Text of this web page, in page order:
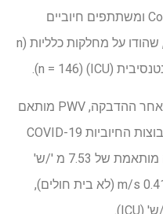
כבקרות שליליות Covid-199 (n = 391) ומשתתפים חיוביים
Covid-19 שלא היו חולים (n = 828), שהודו על מחלקות כלליות (n
במעקב ממוצע של שישה חודשים לאחר ההדבקה, PWV מותאם
היה גבוה משמעותית בכל שלוש הקבוצות החיוביות COVID-19
ביחס לביקורות. בעזרת PWV בקרה מותאמת של 7.53 מ '/ש'
כהפניה, ההבדלים המוחלטים היו +0.41 m/s (לא בית חולים),